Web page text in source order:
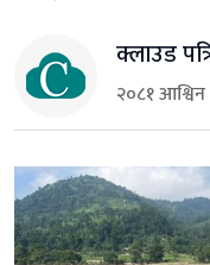
क्लाउड
२०८१